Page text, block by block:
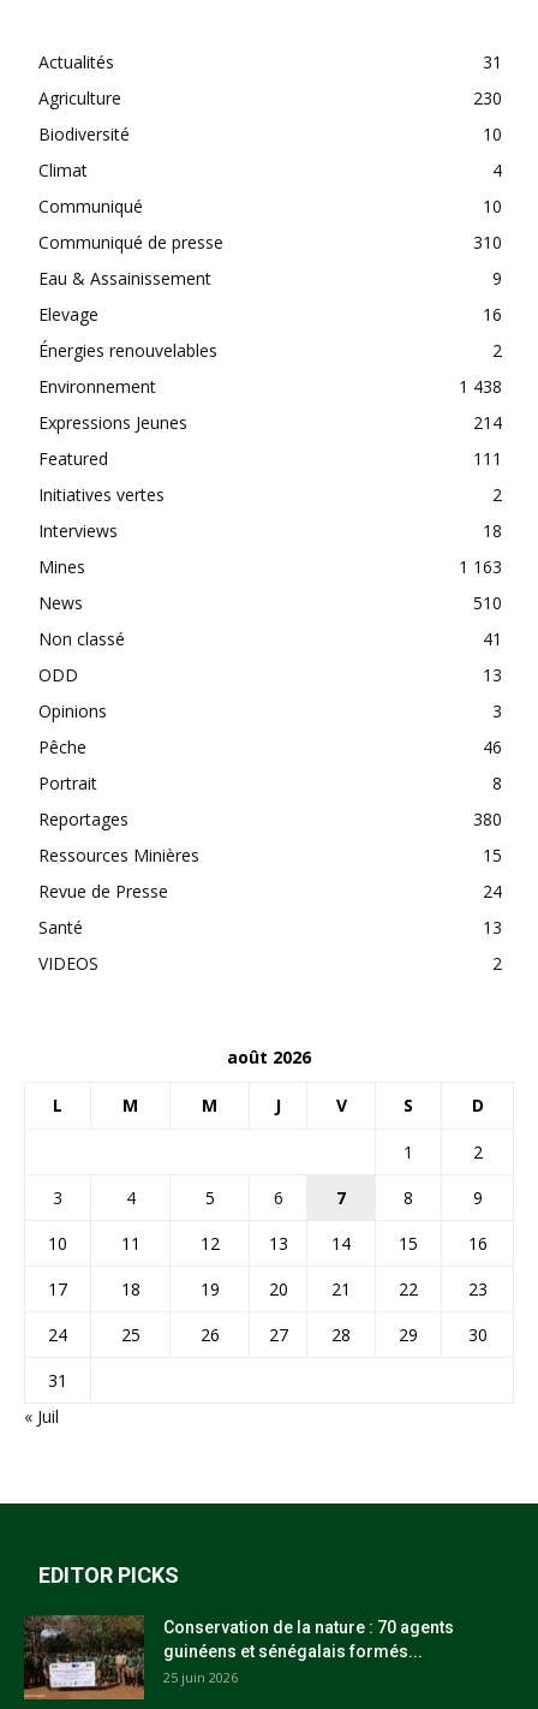
Actualités
31
Agriculture
230
Biodiversité
10
Climat
4
Communiqué
10
Communiqué de presse
310
Eau & Assainissement
9
Elevage
16
Énergies renouvelables
2
Environnement
1 438
Expressions Jeunes
214
Featured
111
Initiatives vertes
2
Interviews
18
Mines
1 163
News
510
Non classé
41
ODD
13
Opinions
3
Pêche
46
Portrait
8
Reportages
380
Ressources Minières
15
Revue de Presse
24
Santé
13
VIDEOS
2
août 2026
L M M J V S D
1
2
3
4 5 6 7 8
9
10
11 12 13 14 15
16
17
18 19 20 21 22
23
24
25 26 27 28 29
30
31
« Juil
EDITOR PICKS
Conservation de la nature : 70 agents
guinéens et sénégalais formés...
25 juin 2026